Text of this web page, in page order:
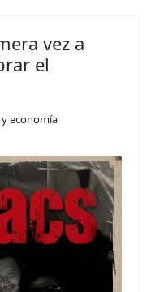
vez a
el
y economía